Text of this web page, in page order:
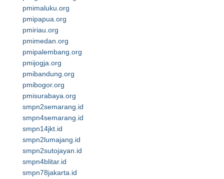
pmimaluku.org
pmipapua.org
pmiriau.org
pmimedan.org
pmipalembang.org
pmijogja.org
pmibandung.org
pmibogor.org
pmisurabaya.org
smpn2semarang.id
smpn4semarang.id
smpn14jkt.id
smpn2lumajang.id
smpn2sutojayan.id
smpn4blitar.id
smpn78jakarta.id